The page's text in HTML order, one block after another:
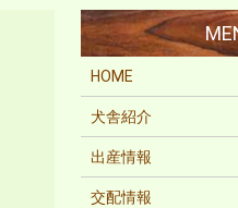
HOME
犬舎紹介
出産情報
交配情報